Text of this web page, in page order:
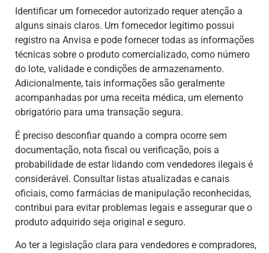
Identificar um fornecedor autorizado requer atenção a
alguns sinais claros. Um fornecedor legítimo possui
registro na Anvisa e pode fornecer todas as informações
técnicas sobre o produto comercializado, como número
do lote, validade e condições de armazenamento.
Adicionalmente, tais informações são geralmente
acompanhadas por uma receita médica, um elemento
obrigatório para uma transação segura.
É preciso desconfiar quando a compra ocorre sem
documentação, nota fiscal ou verificação, pois a
probabilidade de estar lidando com vendedores ilegais é
considerável. Consultar listas atualizadas e canais
oficiais, como farmácias de manipulação reconhecidas,
contribui para evitar problemas legais e assegurar que o
produto adquirido seja original e seguro.
Ao ter a legislação clara para vendedores e compradores,